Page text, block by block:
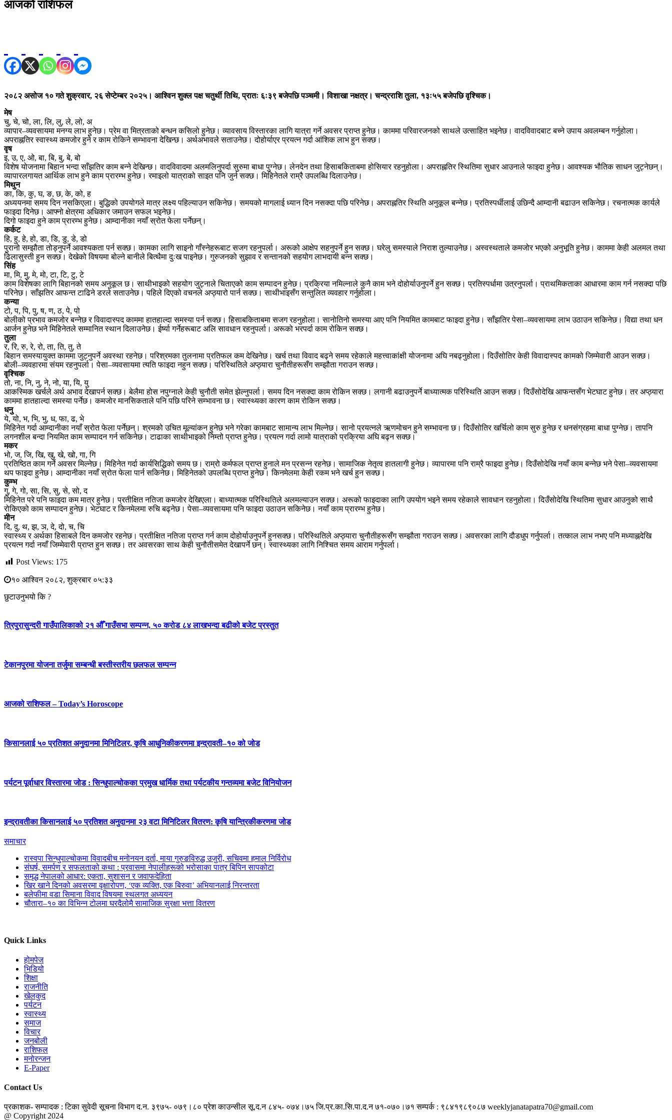
आजको राशिफल
२०८२ असोज १० गते शुक्रवार, २६ सेप्टेम्बर २०२५। आश्विन शुक्ल पक्ष चतुर्थी तिथि, प्रातः ६ः३९ बजेपछि पञ्चमी। विशाखा नक्षत्र। चन्द्रराशि तुला, १३ः५५ बजेपछि वृश्चिक।
मेष
चु, चे, चो, ला, लि, लु, ले, लो, अ
व्यापार–व्यवसायमा मनग्य लाभ हुनेछ। प्रेम वा मित्रताको बन्धन कसिलो हुनेछ। व्यावसाय विस्तारका लागि यात्रा गर्ने अवसर प्राप्त हुनेछ। काममा परिवारजनको साथले उत्साहित भइनेछ। वादविवादबाट बच्ने उपाय अवलम्बन गर्नुहोला।
अपराह्नतिर स्वास्थ्य कमजोर हुने र काम रोकिने सम्भावना देखिन्छ। अर्थअभावले सताउनेछ। दोहोर्याएर प्रयत्न गर्दा आंशिक लाभ हुन सक्छ।
वृष
इ, उ, ए, ओ, बा, बि, बु, बे, बो
विशेष योजनामा बिहान भन्दा साँझतिर काम बन्ने देखिन्छ। वादविवादमा अलमलिनुपर्दा सुरुमा बाधा पुग्नेछ। लेनदेन तथा हिसाबकिताबमा होसियार रहनुहोला। अपराह्नतिर स्थितिमा सुधार आउनाले फाइदा हुनेछ। आवश्यक भौतिक साधन जुट्नेछन्।
व्यापारलगायत आर्थिक लाभ हुने काम प्रारम्भ हुनेछ। रमाइलो यात्राको साइत पनि जुर्न सक्छ। मिहिनेतले राम्रै उपलब्धि दिलाउनेछ।
मिथुन
का, कि, कु, घ, ङ, छ, के, को, ह
अध्ययनमा समय दिन नसकिएला। बुद्धिको उपयोगले मात्र लक्ष्य पहिल्याउन सकिनेछ। समयको मागलाई ध्यान दिन नसक्दा पछि परिनेछ। अपराह्नतिर स्थिति अनुकूल बन्नेछ। प्रतिस्पर्धीलाई उछिन्दै आम्दानी बढाउन सकिनेछ। रचनात्मक कार्यले
फाइदा दिनेछ। आफ्नो क्षेत्रमा अधिकार जमाउन सफल भइनेछ।
दिगो फाइदा हुने काम प्रारम्भ हुनेछ। आम्दानीका नयाँ स्रोत फेला पर्नेछन्।
कर्कट
हि, हु, हे, हो, डा, डि, डु, डे, डो
पुरानो सम्झौता तोड्नुपर्ने आवश्यकता पर्न सक्छ। कामका लागि साइनो गाँस्नेहरूबाट सजग रहनुपर्ला। अरूको आक्षेप सहनुपर्ने हुन सक्छ। घरेलु समस्याले निराश तुल्याउनेछ। अस्वस्थताले कमजोर भएको अनुभूति हुनेछ। काममा केही अलमल तथा
ढिलासुस्ती हुन सक्छ। देखेको विषयमा बोल्ने बानीले बित्थैमा दुःख पाइनेछ। गुरुजनको सुझाव र सन्तानको सहयोग लाभदायी बन्न सक्छ।
सिंह
मा, मि, मु, मे, मो, टा, टि, टु, टे
काम विशेषका लागि बिहानको समय अनुकूल छ। साथीभाइको सहयोग जुट्नाले चिताएको काम सम्पादन हुनेछ। प्रक्रिया नमिल्नाले कुनै काम भने दोहोर्याउनुपर्ने हुन सक्छ। प्रतिस्पर्धामा उत्रनुपर्ला। प्राथमिकताका आधारमा काम गर्न नसक्दा पछि
परिनेछ। साँझतिर आफन्त टाढिने डरले सताउनेछ। पहिले दिएको वचनले अप्ठ्यारो पार्न सक्छ। साथीभाइसँग सन्तुलित व्यवहार गर्नुहोला।
कन्या
टो, प, पि, पु, ष, ण, ठ, पे, पो
बोलीको प्रभाव कमजोर बन्नेछ र विवादास्पद काममा हातहाल्दा समस्या पर्न सक्छ। हिसाबकिताबमा सजग रहनुहोला। सानोतिनो समस्या आए पनि नियमित कामबाट फाइदा हुनेछ। साँझतिर पेसा–व्यवसायमा लाभ उठाउन सकिनेछ। विद्या तथा धन
आर्जन हुनेछ भने मिहिनेतले सम्मानित स्थान दिलाउनेछ। ईर्ष्या गर्नेहरूबाट अलि सावधान रहनुपर्ला। अरूको भरपर्दा काम रोकिन सक्छ।
तुला
र, रि, रु, रे, रो, ता, ति, तु, ते
बिहान समस्यायुक्त काममा जुट्नुपर्ने अवस्था रहनेछ। परिश्रमका तुलनामा प्रतिफल कम देखिनेछ। खर्च तथा विवाद बढ्ने समय रहेकाले महत्त्वाकांक्षी योजनामा अघि नबढ्नुहोला। दिउँसोतिर केही विवादास्पद कामको जिम्मेवारी आउन सक्छ।
बोली–व्यवहारमा संयम रहनुपर्ला। पेसा–व्यवसायमा त्यति फाइदा नहुन सक्छ। परिस्थितिले अप्ठ्यारा चुनौतीहरूसँग सम्झौता गराउन सक्छ।
वृश्चिक
तो, ना, नि, नु, ने, नो, या, यि, यु
आकस्मिक खर्चले अर्थ अभाव देखापर्न सक्छ। बेलैमा होस नपुग्नाले केही चुनौती समेत झेल्नुपर्ला। समय दिन नसक्दा काम रोकिन सक्छ। लगानी बढाउनुपर्ने बाध्यात्मक परिस्थिति आउन सक्छ। दिउँसोदेखि आफन्तसँग भेटघाट हुनेछ। तर अप्ठ्यारा
काममा हातहाल्दा समस्या पर्नेछ। कमजोर मानसिकताले पनि पछि परिने सम्भावना छ। स्वास्थ्यका कारण काम रोकिन सक्छ।
धनु
ये, यो, भ, भि, भु, ध, फा, ढ, भे
मिहिनेत गर्दा आम्दानीका नयाँ स्रोत फेला पर्नेछन्। श्रमको उचित मूल्यांकन हुनेछ भने गरेका कामबाट सामान्य लाभ मिल्नेछ। सानो प्रयत्नले ऋणमोचन हुने सम्भावना छ। दिउँसोतिर खर्चिलो काम सुरु हुनेछ र धनसंग्रहमा बाधा पुग्नेछ। तापनि
लगनशील बन्दा नियमित काम सम्पादन गर्न सकिनेछ। टाढाका साथीभाइको निम्तो प्राप्त हुनेछ। प्रयत्न गर्दा लामो यात्राको प्रक्रिया अघि बढ्न सक्छ।
मकर
भो, ज, जि, खि, खु, खे, खो, गा, गि
प्रतिष्ठित काम गर्ने अवसर मिल्नेछ। मिहिनेत गर्दा कार्यसिद्धिको समय छ। राम्रो कर्मफल प्राप्त हुनाले मन प्रसन्न रहनेछ। सामाजिक नेतृत्व हातलागी हुनेछ। व्यापारमा पनि राम्रै फाइदा हुनेछ। दिउँसोदेखि नयाँ काम बन्नेछ भने पेसा–व्यवसायमा
थप फाइदा हुनेछ। आम्दानीका नयाँ स्रोत फेला पार्न सकिनेछ। मिहिनेतको उपलब्धि प्राप्त हुनेछ। किनमेलमा केही रकम भने खर्च हुन सक्छ।
कुम्भ
गु, गे, गो, सा, सि, सु, से, सो, द
मिहिनेत परे पनि फाइदा कम मात्र हुनेछ। प्रतीक्षित नतिजा कमजोर देखिएला। बाध्यात्मक परिस्थितिले अलमल्याउन सक्छ। अरूको फाइदाका लागि उपयोग भइने समय रहेकाले सावधान रहनुहोला। दिउँसोदेखि स्थितिमा सुधार आउनुको साथै
रोकिएको काम सम्पादन हुनेछ। भेटघाट र किनमेलमा रुचि बढ्नेछ। पेसा–व्यवसायमा पनि फाइदा उठाउन सकिनेछ। नयाँ काम प्रारम्भ हुनेछ।
मीन
दि, दु, थ, झ, ञ, दे, दो, च, चि
स्वास्थ्य र अर्थका हिसाबले दिन कमजोर रहनेछ। प्रतीक्षित नतिजा प्राप्त गर्न काम दोहोर्याउनुपर्ने हुनसक्छ। परिस्थितिले अप्ठ्यारा चुनौतीहरूसँग सम्झौता गराउन सक्छ। अवसरका लागि दौडधुप गर्नुपर्ला। तत्काल लाभ नभए पनि मध्याह्नदेखि
प्रयत्न गर्दा नयाँ जिम्मेवारी प्राप्त हुन सक्छ। तर अवसरका साथ केही चुनौतीसमेत देखापर्ने छन्। स्वास्थ्यका लागि निश्चित समय आराम गर्नुपर्ला।
Post Views: 175
१० आश्विन २०८२, शुक्रबार ०५:३३
छुटाउनुभयो कि ?
त्रिपुरासुन्दरी गाउँपालिकाको २१ औँ गाउँसभा सम्पन्न, ५० करोड ८४ लाखभन्दा बढीको बजेट प्रस्तुत
टेकानपुरमा योजना तर्जुमा सम्बन्धी बस्तीस्तरीय छलफल सम्पन्न
आजको राशिफल – Today’s Horoscope
किसानलाई ५० प्रतिशत अनुदानमा मिनिटिलर, कृषि आधुनिकीकरणमा इन्द्रावती–१० को जोड
पर्यटन पूर्वाधार विस्तारमा जोड : सिन्धुपाल्चोकका प्रमुख धार्मिक तथा पर्यटकीय गन्तव्यमा बजेट विनियोजन
इन्द्रावतीका किसानलाई ५० प्रतिशत अनुदानमा २३ वटा मिनिटिलर वितरण: कृषि यान्त्रिकीकरणमा जोड
समाचार
रास्वपा सिन्धुपाल्चोकमा विवादबीच मनोनयन दर्ता, माया गुरुङविरुद्ध उजुरी, सचिवमा हमाल निर्विरोध
संघर्ष, समर्पण र सफलताको कथा : प्रवासमा नेपालीहरूको भरोसाका पात्र बिपिन सापकोटा
समृद्ध नेपालको आधार: एकता, सुशासन र जवाफदेहिता
खिर खाने दिनको अवसरमा वृक्षारोपण, ‘एक व्यक्ति, एक बिरुवा’ अभियानलाई निरन्तरता
बलेफीमा वडा सिमाना विवाद विषयमा स्थलगत अध्ययन
चौतारा–१० का विभिन्न टोलमा घरदैलोमै सामाजिक सुरक्षा भत्ता वितरण
Quick Links
होमपेज
भिडियो
शिक्षा
राजनीति
खेलकुद
पर्यटन
स्वास्थ्य
समाज
विचार
जनबोली
राशिफल
मनोरन्जन
E-Paper
Contact Us
प्रकाशक- सम्पादक : टिका सुवेदी सूचना विभाग द.न. ३९७५- ०७९।८० प्रेश काउन्सील सू.द.न ८४५- ०७४।७५ जि.प्र.का.सि.पा.द.न ७१-०७०।७१ सम्पर्क : ९८४१९८९०८७ weeklyjanatapatra70@gmail.com
@ Copyright 2024